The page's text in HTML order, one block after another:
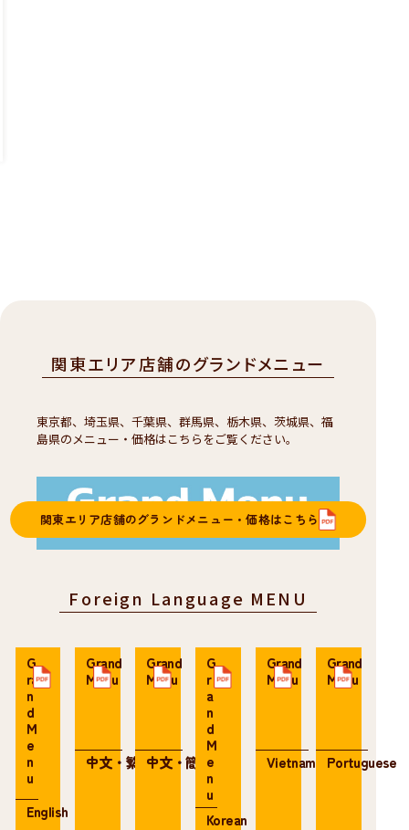
関東エリア店舗のグランドメニュー
東京都、埼玉県、千葉県、群馬県、栃木県、茨城県、福
島県のメニュー・価格はこちらをご覧ください。
関東エリア店舗のグランドメニュー・価格はこちら
Foreign Language MENU
G
ra
n
d
M
e
n
u
English
Grand
Menu
中文・繁体
Grand
Menu
中文・簡体
G
r
a
n
d
M
e
n
u
Korean
Grand
Menu
Vietnamese
Grand
Menu
Portuguese